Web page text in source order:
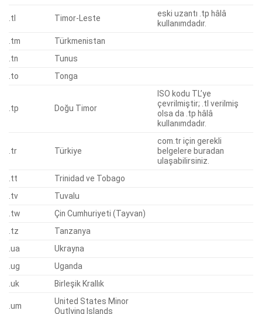
.tl Timor-Leste
eski uzantı .tp hâlâ
kullanımdadır.
.tm
Türkmenistan
.tn
Tunus
.to
Tonga
.tp Doğu Timor
ISO kodu TL’ye
çevrilmiştir; .tl verilmiş
olsa da .tp hâlâ
kullanımdadır.
.tr Türkiye
com.tr için gerekli
belgelere buradan
ulaşabilirsiniz.
.tt
Trinidad ve Tobago
.tv
Tuvalu
.tw
Çin Cumhuriyeti (Tayvan)
.tz
Tanzanya
.ua
Ukrayna
.ug
Uganda
.uk
Birleşik Krallık
.um
United States Minor
Outlying Islands